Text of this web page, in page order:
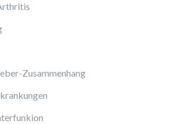
Zusammenhang